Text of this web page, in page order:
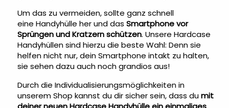
Um das zu vermeiden, sollte ganz schnell
eine Handyhülle her und das Smartphone vor
Sprüngen und Kratzern schützen. Unsere Hardcase
Handyhüllen sind hierzu die beste Wahl: Denn sie
helfen nicht nur, dein Smartphone intakt zu halten,
sie sehen dazu auch noch grandios aus!
Durch die Individualisierungsmöglichkeiten in
unserem Shop kannst du dir sicher sein, dass dumit